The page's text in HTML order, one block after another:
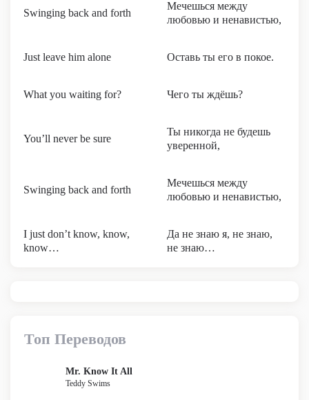
Swinging back and forth
Мечешься между
любовью и ненавистью,
Just leave him alone Оставь ты его в покое.
What you waiting for? Чего ты ждёшь?
You’ll never be sure
Ты никогда не будешь
уверенной,
Swinging back and forth
Мечешься между
любовью и ненавистью,
I just don’t know, know,
know…
Да не знаю я, не знаю,
не знаю…
Топ Переводов
Mr. Know It All
Teddy Swims